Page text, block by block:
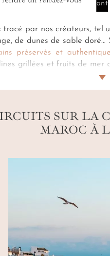
voyage Maroc Côte
tracé par nos créateurs, tel
de dunes de sable
préservés et
grillées et fruits de mer
se
SUR LA
MAROC À